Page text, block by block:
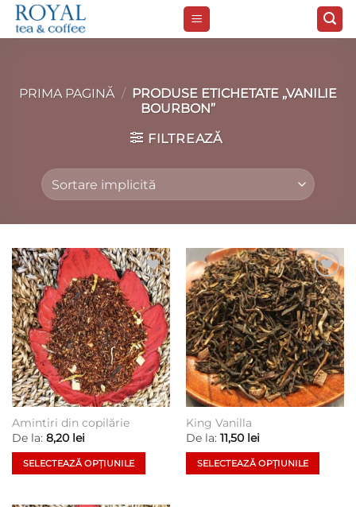
Skip
PRIMA PAGINĂ / PRODUSE ETICHETATE „VANILIE
BOURBON”
FILTREAZĂ
Add to
wishlist
Amintiri din copilărie
De la: 8,20 lei
SELECTEAZĂ OPȚIUNILE
Add to
wishlist
King Vanilla
De la: 11,50 lei
SELECTEAZĂ OPȚIUNILE